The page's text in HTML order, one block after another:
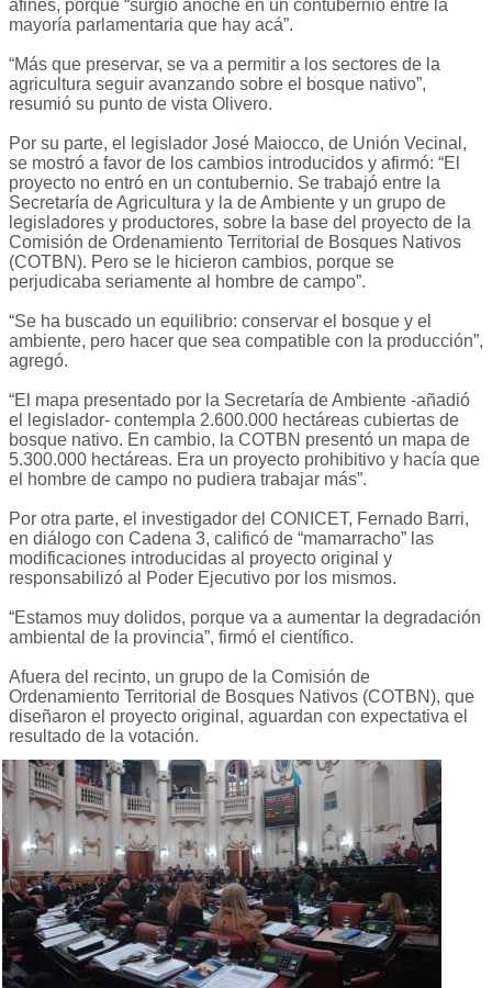
afines, porque “surgió anoche en un contubernio entre la
mayoría parlamentaria que hay acá”.
“Más que preservar, se va a permitir a los sectores de la
agricultura seguir avanzando sobre el bosque nativo”,
resumió su punto de vista Olivero.
Por su parte, el legislador José Maiocco, de Unión Vecinal,
se mostró a favor de los cambios introducidos y afirmó: “El
proyecto no entró en un contubernio. Se trabajó entre la
Secretaría de Agricultura y la de Ambiente y un grupo de
legisladores y productores, sobre la base del proyecto de la
Comisión de Ordenamiento Territorial de Bosques Nativos
(COTBN). Pero se le hicieron cambios, porque se
perjudicaba seriamente al hombre de campo”.
“Se ha buscado un equilibrio: conservar el bosque y el
ambiente, pero hacer que sea compatible con la producción”,
agregó.
“El mapa presentado por la Secretaría de Ambiente -añadió
el legislador- contempla 2.600.000 hectáreas cubiertas de
bosque nativo. En cambio, la COTBN presentó un mapa de
5.300.000 hectáreas. Era un proyecto prohibitivo y hacía que
el hombre de campo no pudiera trabajar más”.
Por otra parte, el investigador del CONICET, Fernado Barri,
en diálogo con Cadena 3, calificó de “mamarracho” las
modificaciones introducidas al proyecto original y
responsabilizó al Poder Ejecutivo por los mismos.
“Estamos muy dolidos, porque va a aumentar la degradación
ambiental de la provincia”, firmó el científico.
Afuera del recinto, un grupo de la Comisión de
Ordenamiento Territorial de Bosques Nativos (COTBN), que
diseñaron el proyecto original, aguardan con expectativa el
resultado de la votación.